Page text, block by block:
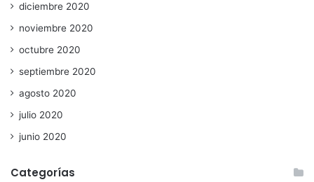
diciembre 2020
noviembre 2020
octubre 2020
septiembre 2020
agosto 2020
julio 2020
junio 2020
Categorías